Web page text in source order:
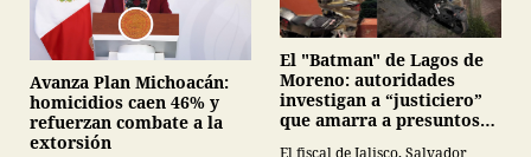
Avanza Plan Michoacán:
homicidios caen 46% y
refuerzan combate a la
extorsión
El "Batman" de Lagos de
Moreno: autoridades
investigan a “justiciero”
que amarra a presuntos
El fiscal de Jalisco, Salvador